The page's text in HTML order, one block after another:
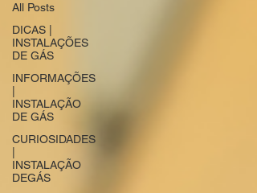
All Posts
DICAS |
INSTALAÇÕES
DE GÁS
INFORMAÇÕES
INSTALAÇÃO
DE GÁS
CURIOSIDADES
INSTALAÇÃO
DEGÁS